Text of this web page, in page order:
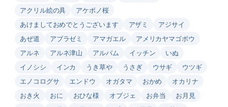
アクリル絵の具
アケボノ桜
あけましておめでとうございます
アザミ
アジサイ
あぜ道
アブラゼミ アマガエル
アメリカヤマゴボウ
アルネ
アルネ津山 アルバム イッチン
いぬ
イノシシ
インカ うき草や うさぎ ウサギ
ウツギ
エノコログサ
エンドウ オガタマ おかめ
オカリナ
おき火
おに おひな様 オブジェ お弁当
お月見